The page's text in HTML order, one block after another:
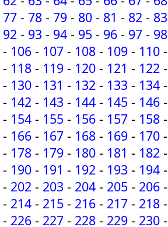
77 - 78 - 79 - 80 - 81 - 82 - 83
92 - 93 - 94 - 95 - 96 - 97 - 98
- 106 - 107 - 108 - 109 - 110 -
- 118 - 119 - 120 - 121 - 122 -
- 130 - 131 - 132 - 133 - 134 -
- 142 - 143 - 144 - 145 - 146 -
- 154 - 155 - 156 - 157 - 158 -
- 166 - 167 - 168 - 169 - 170 -
- 178 - 179 - 180 - 181 - 182 -
- 190 - 191 - 192 - 193 - 194 -
- 202 - 203 - 204 - 205 - 206 -
- 214 - 215 - 216 - 217 - 218 -
- 226 - 227 - 228 - 229 - 230 -